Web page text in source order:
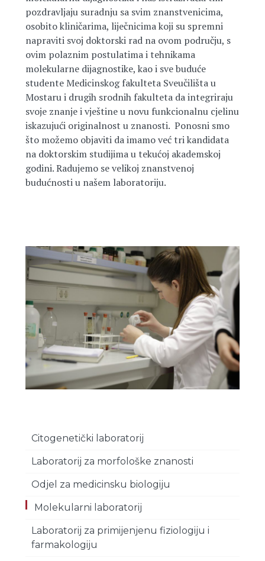
pozdravljaju suradnju sa svim znanstvenicima,
osobito kliničarima, liječnicima koji su spremni
napraviti svoj doktorski rad na ovom području, s
ovim polaznim postulatima i tehnikama
molekularne dijagnostike, kao i sve buduće
studente Medicinskog fakulteta Sveučilišta u
Mostaru i drugih srodnih fakulteta da integriraju
svoje znanje i vještine u novu funkcionalnu cjelinu
iskazujući originalnost u znanosti. Ponosni smo
što možemo objaviti da imamo već tri kandidata
na doktorskim studijima u tekućoj akademskoj
godini. Radujemo se velikoj znanstvenoj
budućnosti u našem laboratoriju.
Citogenetički laboratorij
Laboratorij za morfološke znanosti
Odjel za medicinsku biologiju
Molekularni laboratorij
Laboratorij za primijenjenu fiziologiju i
farmakologiju